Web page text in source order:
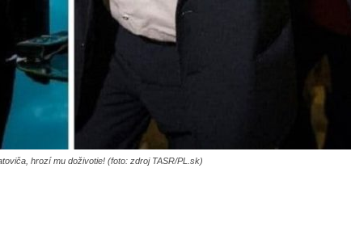
hrozí mu doživotie! (foto: zdroj TASR/PL.sk)